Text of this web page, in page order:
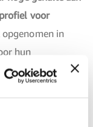
voor
in
hun
aan